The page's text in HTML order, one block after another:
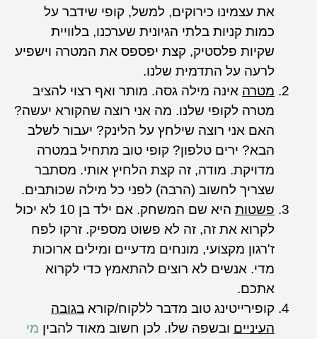
את עצמינו כירוקים, למשל, קופי שידבר על
כמות קניות בלתי הגיונית שערכנו, בלוויית
שקיות פלסטיק, קצת יפספס את המטרה וישפיע
לרעה על התדמית שלנו.
מטרה אינה מילה גסה. מותר ואף רצוי להציב
מטרה לקופי שלנו. מה אני רוצה שהקורא יעשה?
האם אני רוצה שילחץ על הלינק? יעבור לשלב
הבא? ירים טלפון? קופי טוב מתחיל במטרה
מדויקת. מודה, זה קצת הלחיץ אותי. מסתבר
שצריך לחשוב (הרבה) לפני כל מילה שכותבים.
פשטות
היא שם המשחק. אם ילד בן 10 לא יכול
לקרוא את זה, זה לא פשוט מספיק. זרקו לפח
ז'רגון מקצועי, מונחים מדעיים ומילים ארוכות
מדי. אנשים לא רוצים להתאמץ כדי לקרוא
אתכם.
קופירייטינג טוב מדבר ללקוח/קורא בגובה
העיניים ובשפה שלו. לכן חשוב מאוד להבין מי